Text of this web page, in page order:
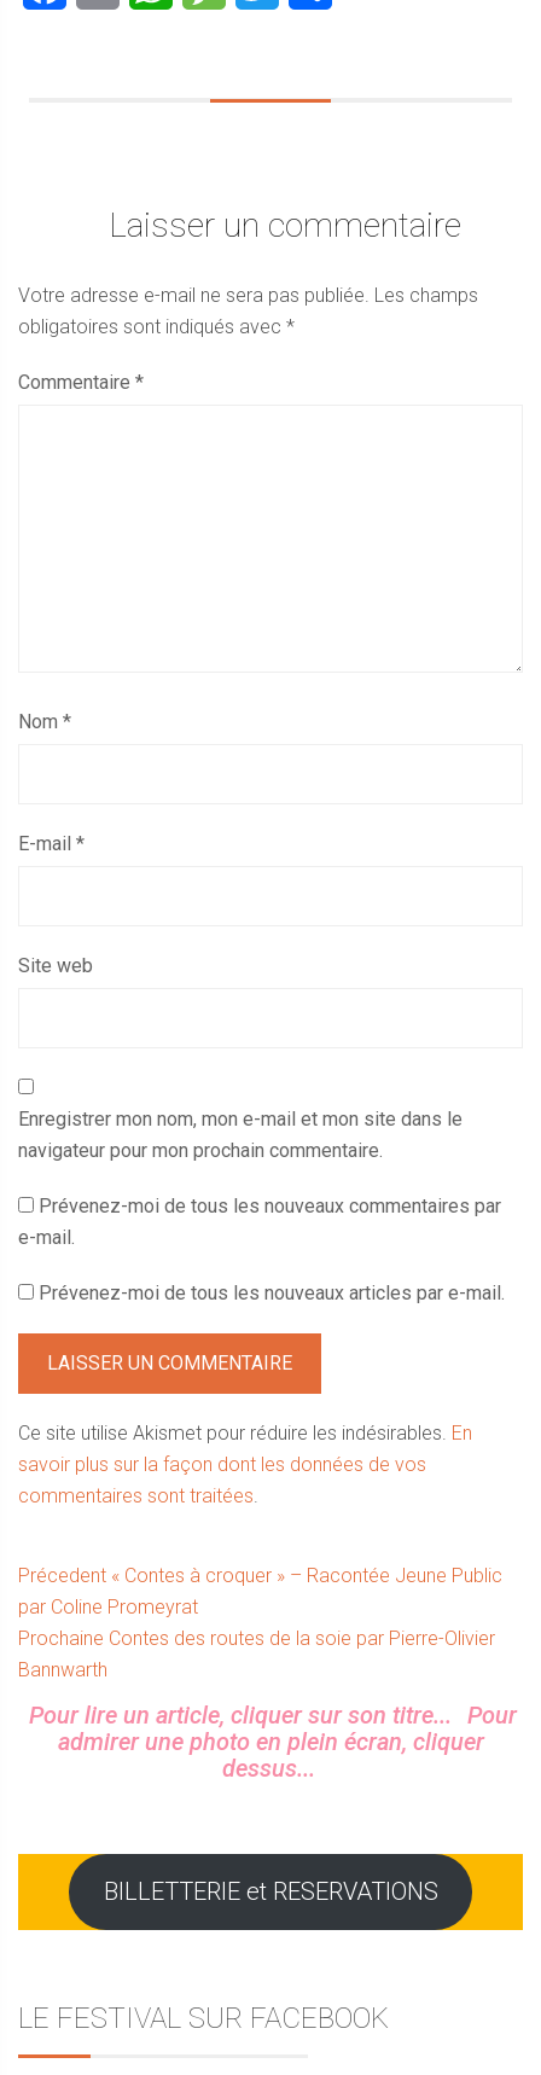
Laisser un commentaire
Votre adresse e-mail ne sera pas publiée. Les champs
obligatoires sont indiqués avec *
Commentaire *
Nom *
E-mail *
Site web
Enregistrer mon nom, mon e-mail et mon site dans le
navigateur pour mon prochain commentaire.
Prévenez-moi de tous les nouveaux commentaires par
e-mail.
Prévenez-moi de tous les nouveaux articles par e-mail.
Ce site utilise Akismet pour réduire les indésirables. En
savoir plus sur la façon dont les données de vos
commentaires sont traitées.
Navigation
de
l’article
Précedent Article
précédent :
« Contes à croquer » – Racontée Jeune Public
par Coline Promeyrat
Prochaine Article
Contes des routes de la soie par Pierre-Olivier
Bannwarth
Sidebar
Pour lire un article, cliquer sur son titre...
Pour
admirer une photo en plein écran, cliquer
dessus...
BILLETTERIE et RESERVATIONS
LE FESTIVAL SUR FACEBOOK